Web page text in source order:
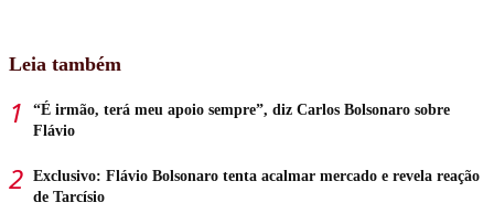
Leia também
“É irmão, terá meu apoio sempre”, diz Carlos Bolsonaro sobre
Flávio
Exclusivo: Flávio Bolsonaro tenta acalmar mercado e revela reação
de Tarcísio